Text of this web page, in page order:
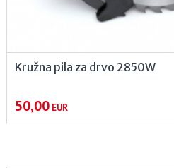
Kružna pila za drvo 2850W
50,00EUR